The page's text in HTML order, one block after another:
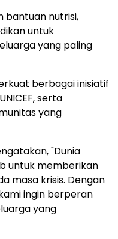
bantuan nutrisi,
untuk
yang paling
berbagai inisiatif
serta
yang
"Dunia
untuk memberikan
masa krisis. Dengan
ingin berperan
yang